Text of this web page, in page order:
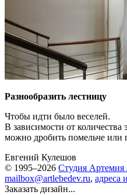
Разнообразить лестницу
Чтобы идти было веселей.
В зависимости от количества
можно дробить помельче или
Евгений Кулешов
© 1995–2026 Студия Артемия
mailbox@artlebedev.ru, адреса
Заказать дизайн...